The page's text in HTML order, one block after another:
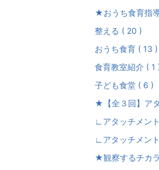
★おうち食育指
整える ( 20 )
おうち食育 ( 13 )
食育教室紹介 ( 1
子ども食堂 ( 6 )
★【全３回】ア
∟アタッチメン
∟アタッチメン
★観察するチカ